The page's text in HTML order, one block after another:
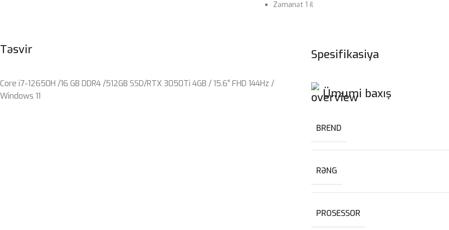
Zəmanət 1 il
Təsvir
Core i7-12650H /16 GB DDR4 /512GB SSD/RTX 3050Ti 4GB / 15.6″ FHD 144Hz /
Windows 11
Spesifikasiya
Ümumi baxış
BREND
RƏNG
PROSESSOR